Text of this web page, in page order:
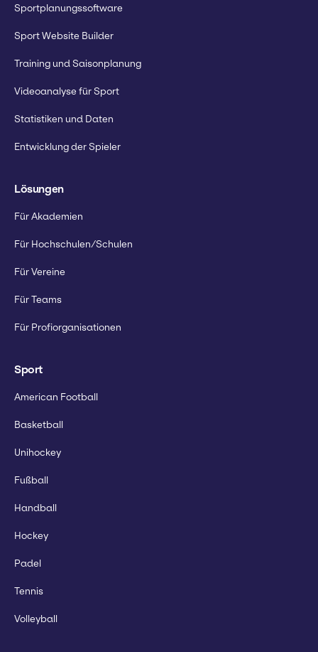
Sportplanungssoftware
Sport Website Builder
Training und Saisonplanung
Videoanalyse für Sport
Statistiken und Daten
Entwicklung der Spieler
Lösungen
Für Akademien
Für Hochschulen/Schulen
Für Vereine
Für Teams
Für Profiorganisationen
Sport
American Football
Basketball
Unihockey
Fußball
Handball
Hockey
Padel
Tennis
Volleyball